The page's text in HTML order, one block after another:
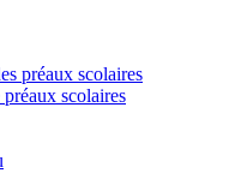
préaux scolaires
scolaires